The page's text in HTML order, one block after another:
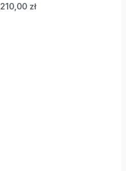
210,00 zł